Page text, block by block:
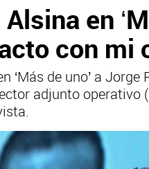
en
con mi
‘Más de uno’ a
adjunto operativo